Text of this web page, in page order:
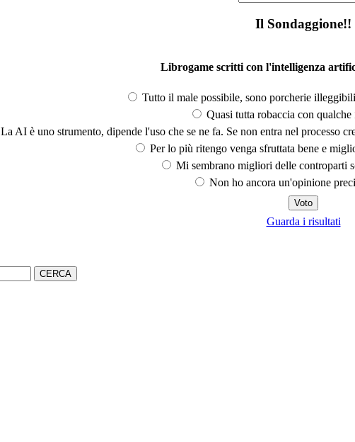
Il Sondaggione!!
Librogame scritti con l'intelligenza
Tutto il male possibile, sono porcherie
Quasi tutta robaccia con qualche
La AI è uno strumento, dipende l'uso che se ne fa. Se non entra nel processo
Per lo più ritengo venga sfruttata bene e
Mi sembrano migliori delle controparti
Non ho ancora un'opinione
Guarda i risultati